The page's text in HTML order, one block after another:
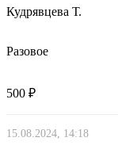
Кудрявцева Т.
Разовое
500 ₽
15.08.2024, 14:18